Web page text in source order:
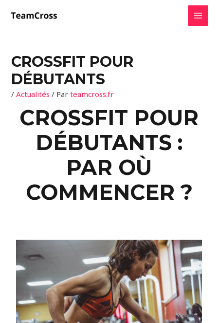
CROSSFIT POUR
DÉBUTANTS
/Actualités / Parteamcross.fr
CROSSFIT POUR
DÉBUTANTS :
PAR OÙ
COMMENCER ?